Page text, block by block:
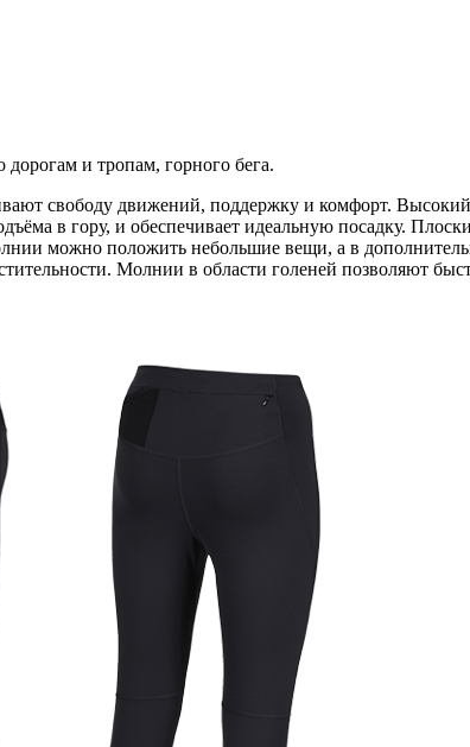
и тропам, горного бега.
свободу движений, поддержку и комфорт.
в гору, и обеспечивает идеальную посадку.
можно положить небольшие вещи, а в
Молнии в области голеней позволяют